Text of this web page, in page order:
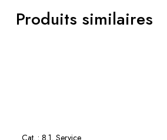
Produits similaires
Cat. : 8.1. Service